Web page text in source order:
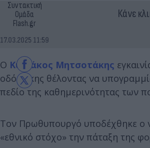
Συντακτική
Ομάδα
Flash.gr
17.03.2025 11:59
Κάνε
Ο Κυριάκος Μητσοτάκης
οδό Νίκης θέλοντας να
πεδίο της καθημερινότητας των
Τον Πρωθυπουργό υποδέχθηκε ο
«εθνικό στόχο» την πάταξη της